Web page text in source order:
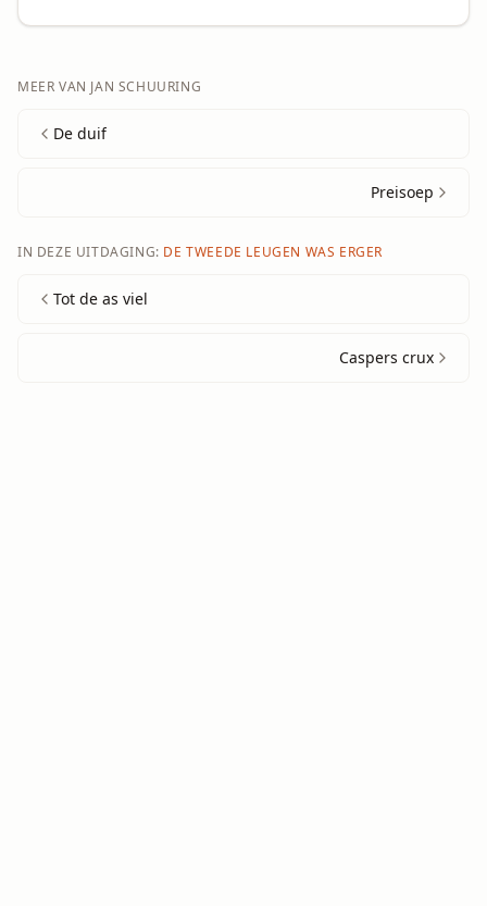
MEER VAN JAN SCHUURING
De duif
Preisoep
IN DEZE UITDAGING: DE TWEEDE LEUGEN WAS ERGER
Tot de as viel
Caspers crux